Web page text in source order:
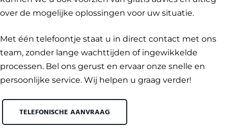
over de mogelijke oplossingen voor uw situatie.
Met één telefoontje staat u in direct contact met ons
team, zonder lange wachttijden of ingewikkelde
processen. Bel ons gerust en ervaar onze snelle en
persoonlijke service. Wij helpen u graag verder!
TELEFONISCHE AANVRAAG